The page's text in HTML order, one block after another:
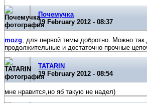
Почемучка
19 February 2012 - 08:37
mozg , для первой темы добротно. Можно так
продолжительные и достаточно прочные
TATARIN
19 February 2012 - 08:54
мне нравится,но яб такую не надел)